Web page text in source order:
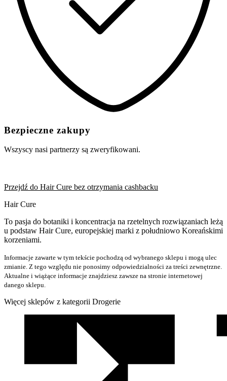
Bezpieczne zakupy
Wszyscy nasi partnerzy są zweryfikowani.
Przejdź do Hair Cure bez otrzymania cashbacku
Hair Cure
To pasja do botaniki i koncentracja na rzetelnych rozwiązaniach leżą
u podstaw Hair Cure, europejskiej marki z południowo Koreańskimi
korzeniami.
Informacje zawarte w tym tekście pochodzą od wybranego sklepu i mogą ulec
zmianie. Z tego względu nie ponosimy odpowiedzialności za treści zewnętrzne.
Aktualne i wiążące informacje znajdziesz zawsze na stronie internetowej
danego sklepu.
Więcej sklepów z kategorii Drogerie